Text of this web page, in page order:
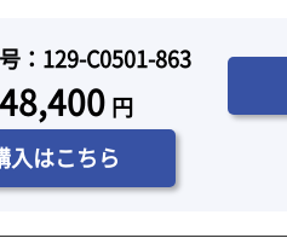
：129-C0501-863
48,400 円
入はこちら